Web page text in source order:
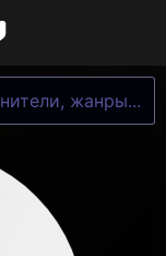
жанры...